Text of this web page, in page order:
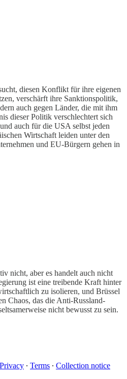
diesen Konflikt für ihre eigenen
verschärft ihre Sanktionspolitik,
auch gegen Länder, die mit ihm
dieser Politik verschlechtert sich
auch für die USA selbst jeden
Wirtschaft leiden unter den
und EU-Bürgern gehen in
nicht, aber es handelt auch nicht
ist eine treibende Kraft hinter
zu isolieren, und Brüssel
Chaos, das die Anti-Russland-
nicht bewusst zu sein.
Privacy ∙ Terms ∙ Collection notice